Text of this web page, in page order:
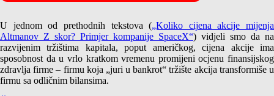
U jednom od prethodnih tekstova („Koliko cijena akcije mijenja
Altmanov Z skor? Primjer kompanije SpaceX“) vidjeli smo da na
razvijenim tržištima kapitala, poput američkog, cijena akcije ima
sposobnost da u vrlo kratkom vremenu promijeni ocjenu finansijskog
zdravlja firme – firmu koja „juri u bankrot“ tržište akcija transformiše u
firmu sa odličnim bilansima.